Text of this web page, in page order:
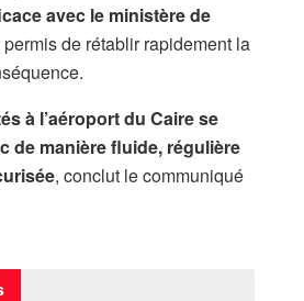
avec le ministère de
permis de rétablir rapidement la
à l’aéroport du Caire se
de manière fluide, régulière
, conclut le communiqué